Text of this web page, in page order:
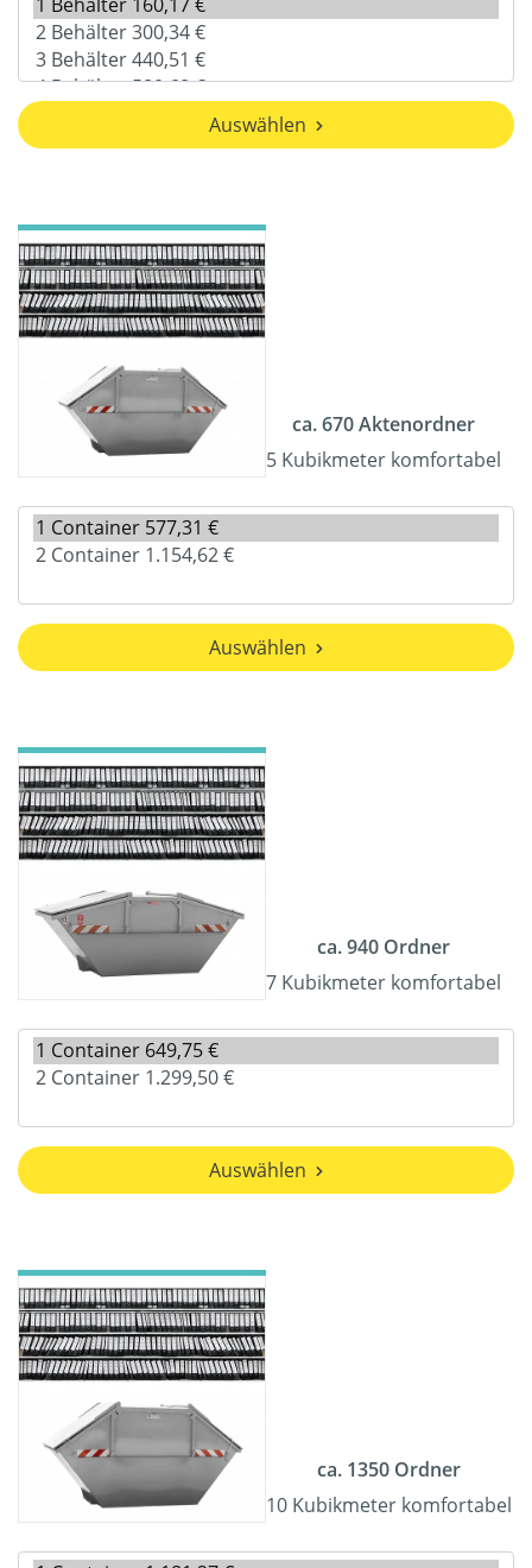
Auswählen
ca. 670 Aktenordner
5 Kubikmeter komfortabel
Auswählen
ca. 940 Ordner
7 Kubikmeter komfortabel
Auswählen
ca. 1350 Ordner
10 Kubikmeter komfortabel